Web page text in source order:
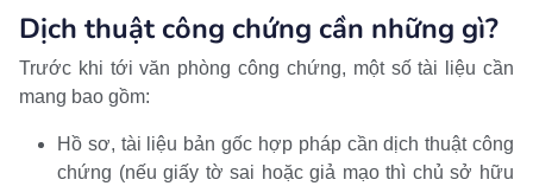
Dịch thuật công chứng cần những gì?
Trước khi tới văn phòng công chứng, một số tài liệu cần
mang bao gồm:
Hồ sơ, tài liệu bản gốc hợp pháp cần dịch thuật công
chứng (nếu giấy tờ sai hoặc giả mạo thì chủ sở hữu